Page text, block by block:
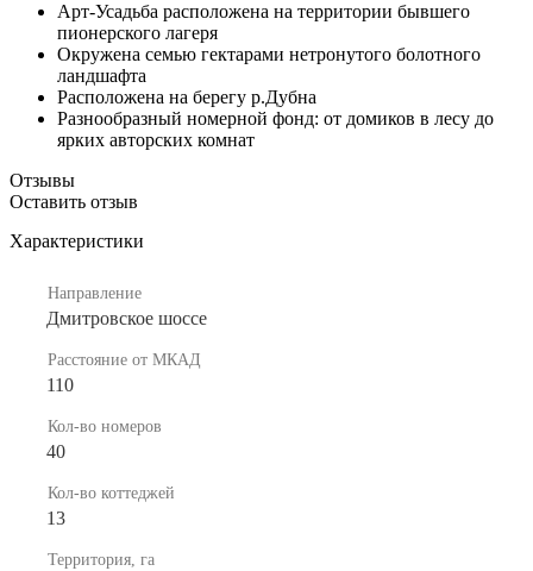
Арт-Усадьба расположена на территории бывшего
пионерского лагеря
Окружена семью гектарами нетронутого болотного
ландшафта
Расположена на берегу р.Дубна
Разнообразный номерной фонд: от домиков в лесу до
ярких авторских комнат
Отзывы
Оставить отзыв
Характеристики
Направление
Дмитровское шоссе
Расстояние от МКАД
110
Кол-во номеров
40
Кол-во коттеджей
13
Территория, га